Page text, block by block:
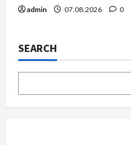
admin 07.08.2026 0
SEARCH